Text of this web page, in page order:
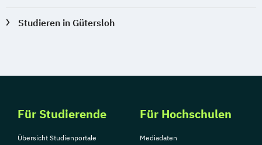
Studieren in Gütersloh
Für Studierende
Übersicht Studienportale
Für Hochschulen
Mediadaten